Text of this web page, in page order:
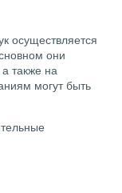
осуществляется
они
также на
могут быть